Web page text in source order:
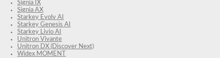
Signia IX
Signia AX
Starkey Evolv AI
Starkey Genesis AI
Starkey Livio AI
Unitron Vivante
Unitron DX (Discover Next)
Widex MOMENT